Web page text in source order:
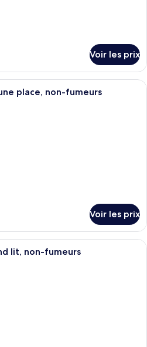
Voir les prix
Une chambre d’hôtel avec deux lits,
place, non-fumeurs
Voir les prix
Une chambre d’hôtel comprenant
lit, non-fumeurs